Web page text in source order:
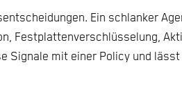
Ein schlanker
Festplattenverschlüsselung,
Signale mit einer Policy und lässt